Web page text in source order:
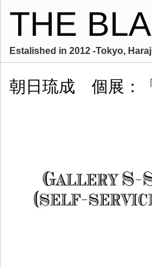
THE
Estalished in 2012 -Tokyo,
朝日琉成 個展：「